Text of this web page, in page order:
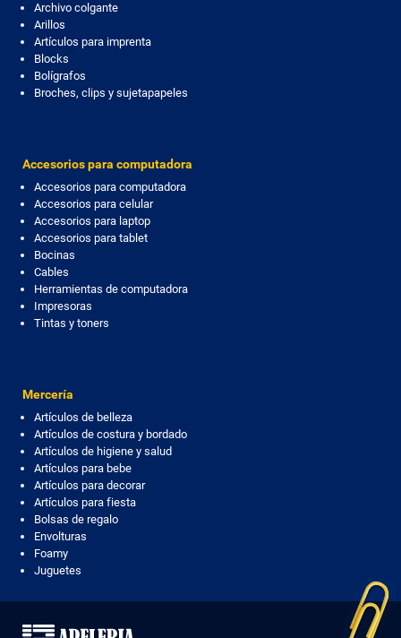
Archivo colgante
Arillos
Artículos para imprenta
Blocks
Bolígrafos
Broches, clips y sujetapapeles
Accesorios para computadora
Accesorios para computadora
Accesorios para celular
Accesorios para laptop
Accesorios para tablet
Bocinas
Cables
Herramientas de computadora
Impresoras
Tintas y toners
Mercería
Artículos de belleza
Artículos de costura y bordado
Artículos de higiene y salud
Artículos para bebe
Artículos para decorar
Artículos para fiesta
Bolsas de regalo
Envolturas
Foamy
Juguetes